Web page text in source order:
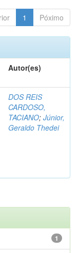
1 Póximo
Autor(es)
DOS REIS
CARDOSO,
TACIANO; Júnior,
Geraldo Thedei
1